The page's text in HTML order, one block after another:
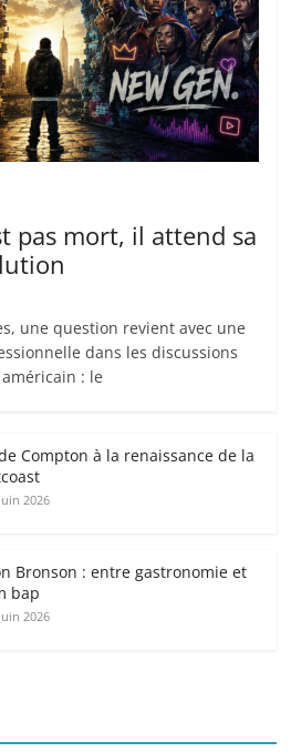
pas mort, il attend sa
une question revient avec une
dans les discussions
: le
Compton à la renaissance de la
2026
Bronson : entre gastronomie et
bap
2026